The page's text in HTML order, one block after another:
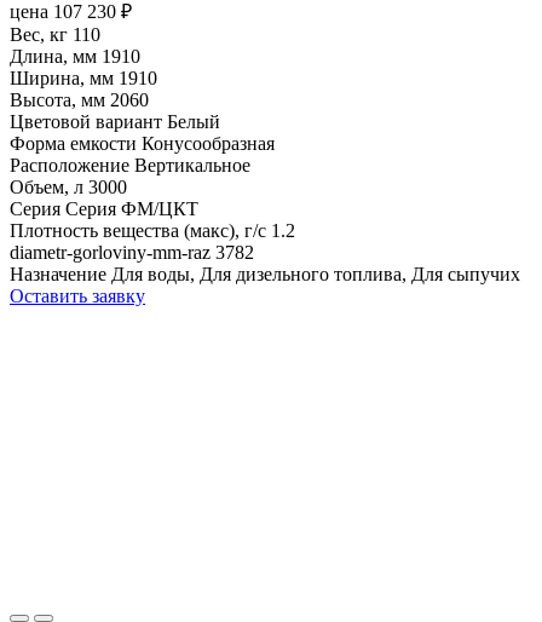
цена 107 230 ₽
Вес, кг 110
Длина, мм 1910
Ширина, мм 1910
Высота, мм 2060
Цветовой вариант Белый
Форма емкости Конусообразная
Расположение Вертикальное
Объем, л 3000
Серия Серия ФМ/ЦКТ
Плотность вещества (макс), г/с 1.2
diametr-gorloviny-mm-raz 3782
Назначение Для воды, Для дизельного топлива, Для сыпучих
Оставить заявку